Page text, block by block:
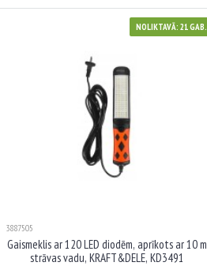
NOLIKTAVĀ: 21 GAB.
3887505
Gaismeklis ar 120 LED diodēm, aprīkots ar 10 m
strāvas vadu, KRAFT&DELE, KD3491